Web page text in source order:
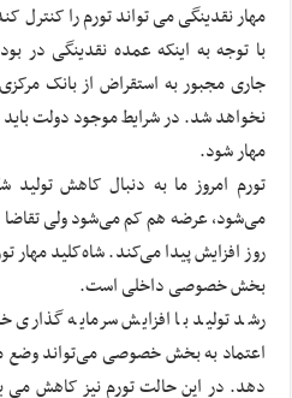
مهار نقدینگی می تواند تورم را کنترل
با توجه به اینکه عمده نقدینگی در
جاری مجبور به استقراض از بانک مرکزی
نخواهد شد. در شرایط موجود دولت
مهار شود.
تورم امروز ما به دنبال کاهش
می‌شود، عرضه هم کم می‌شود ولی تقاضا
روز افزایش پیدا می‌کند. شاه‌کلید مهار
بخش خصوصی داخلی است.
رشد تولید با افزایش سرمایه
اعتماد به بخش خصوصی می‌تواند وضع
دهد. در این حالت تورم نیز کاهش می